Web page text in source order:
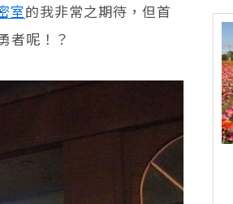
室的我非常之期待，但首
者呢！？